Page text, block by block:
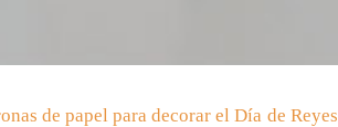
de papel para decorar el Día de Reyes